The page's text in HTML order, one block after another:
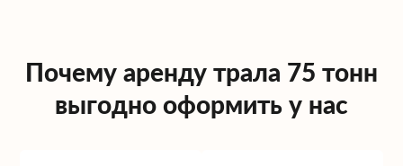
Почему аренду трала 75 тонн
выгодно оформить у нас